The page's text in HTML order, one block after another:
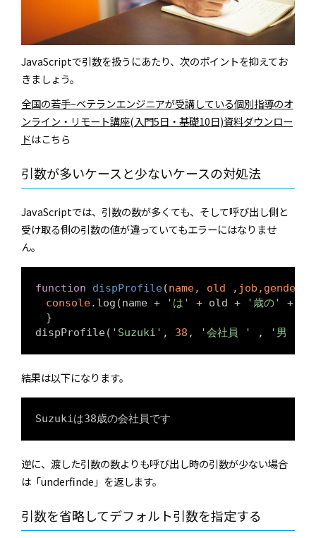
JavaScriptで引数を扱うにあたり、次のポイントを抑えてお
きましょう。
全国の若手~ベテランエンジニアが受講している個別指導のオ
ンライン・リモート講座(入門5日・基礎10日)資料ダウンロー
ドはこちら
引数が多いケースと少ないケースの対処法
JavaScriptでは、引数の数が多くても、そして呼び出し側と
受け取る側の引数の値が違っていてもエラーにはなりませ
ん。
function dispProfile(name, old ,job,gender
console.log(name + 'は' + old + '歳の'
+
}
dispProfile( 'Suzuki' , 38 , '会社員 ' , '男 '
結果は以下になります。
逆に、渡した引数の数よりも呼び出し時の引数が少ない場合
は「underfinde」を返します。
引数を省略してデフォルト引数を指定する